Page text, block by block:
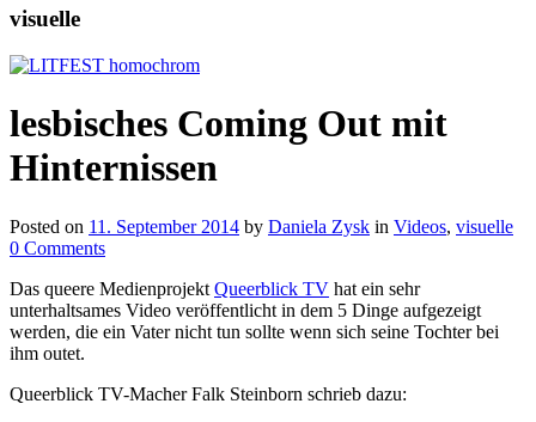
visuelle
lesbisches Coming Out mit
Hinternissen
Posted on 11. September 2014 by Daniela Zysk in Videos, visuelle
0 Comments
Das queere Medienprojekt Queerblick TV hat ein sehr
unterhaltsames Video veröffentlicht in dem 5 Dinge aufgezeigt
werden, die ein Vater nicht tun sollte wenn sich seine Tochter bei
ihm outet.
Queerblick TV-Macher Falk Steinborn schrieb dazu: